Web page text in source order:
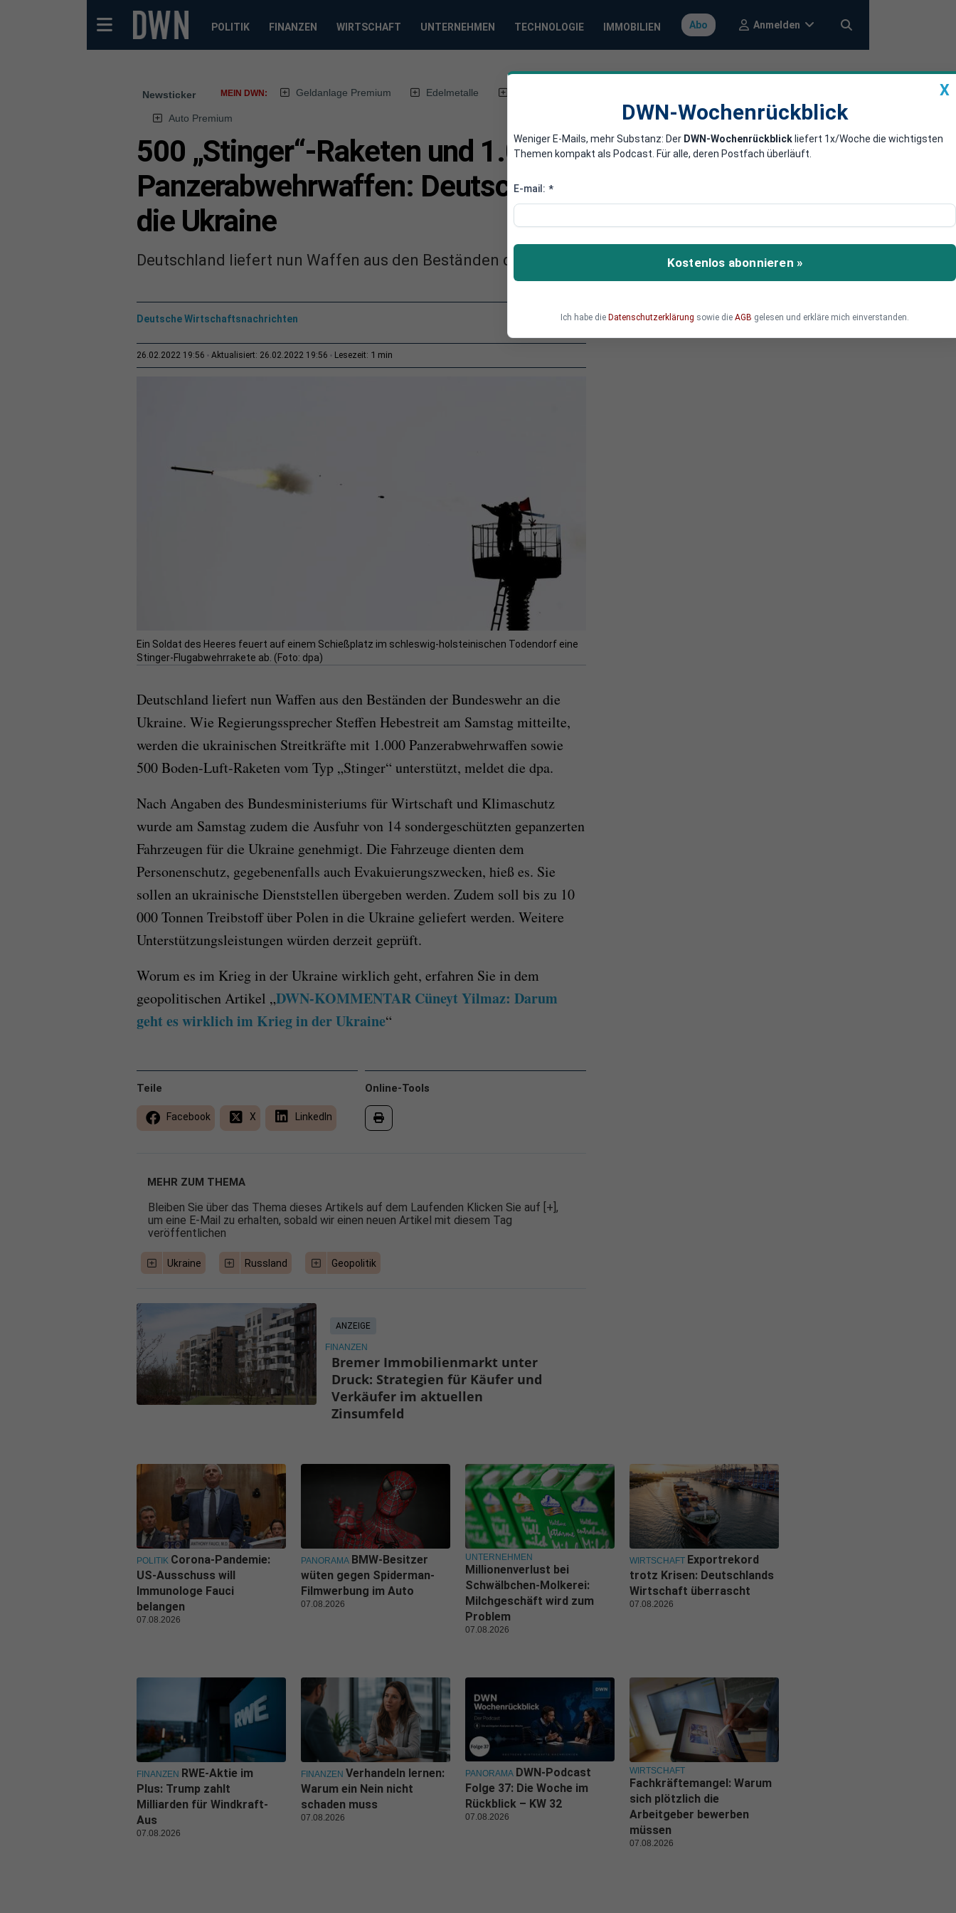
POLITIK FINANZEN WIRTSCHAFT UNTERNEHMEN TECHNOLOGIE IMMOBILIEN Abo Anmelden
Newsticker MEIN DWN: Geldanlage Premium Edelmetalle
Auto Premium
500 „Stinger“-Raketen und 1.000
Panzerabwehrwaffen: Deutschland liefert Waffen an
die Ukraine
Deutschland liefert nun Waffen aus den Beständen der Bundeswehr an die Ukraine.
Deutsche Wirtschaftsnachrichten
26.02.2022 19:56 Aktualisiert: 26.02.2022 19:56 Lesezeit: 1 min
Ein Soldat des Heeres feuert auf einem Schießplatz im schleswig-holsteinischen Todendorf eine
Stinger-Flugabwehrrakete ab. (Foto: dpa)
Deutschland liefert nun Waffen aus den Beständen der Bundeswehr an die
Ukraine. Wie Regierungssprecher Steffen Hebestreit am Samstag mitteilte,
werden die ukrainischen Streitkräfte mit 1.000 Panzerabwehrwaffen sowie
500 Boden-Luft-Raketen vom Typ „Stinger“ unterstützt, meldet die dpa.
Nach Angaben des Bundesministeriums für Wirtschaft und Klimaschutz
wurde am Samstag zudem die Ausfuhr von 14 sondergeschützten gepanzerten
Fahrzeugen für die Ukraine genehmigt. Die Fahrzeuge dienten dem
Personenschutz, gegebenenfalls auch Evakuierungszwecken, hieß es. Sie
sollen an ukrainische Dienststellen übergeben werden. Zudem soll bis zu 10
000 Tonnen Treibstoff über Polen in die Ukraine geliefert werden. Weitere
Unterstützungsleistungen würden derzeit geprüft.
Worum es im Krieg in der Ukraine wirklich geht, erfahren Sie in dem
geopolitischen Artikel „DWN-KOMMENTAR Cüneyt Yilmaz: Darum
geht es wirklich im Krieg in der Ukraine“
Online-Tools
Teile
Facebook X LinkedIn
MEHR ZUM THEMA
Bleiben Sie über das Thema dieses Artikels auf dem Laufenden Klicken Sie auf [+],
um eine E-Mail zu erhalten, sobald wir einen neuen Artikel mit diesem Tag
veröffentlichen
Ukraine Russland Geopolitik
ANZEIGE
FINANZEN
Bremer Immobilienmarkt unter
Druck: Strategien für Käufer und
Verkäufer im aktuellen
Zinsumfeld
X
DWN-Wochenrückblick
Weniger E-Mails, mehr Substanz: Der DWN-Wochenrückblick liefert 1x/Woche die wichtigsten
Themen kompakt als Podcast. Für alle, deren Postfach überläuft.
E-mail: *
Kostenlos abonnieren »
Ich habe die Datenschutzerklärung sowie die AGB gelesen und erkläre mich einverstanden.
POLITIK Corona-Pandemie:
US-Ausschuss will
Immunologe Fauci
belangen
07.08.2026
PANORAMA BMW-Besitzer
wüten gegen Spiderman-
Filmwerbung im Auto
07.08.2026
UNTERNEHMEN
Millionenverlust bei
Schwälbchen-Molkerei:
Milchgeschäft wird zum
Problem
07.08.2026
WIRTSCHAFT Exportrekord
trotz Krisen: Deutschlands
Wirtschaft überrascht
07.08.2026
FINANZEN RWE-Aktie im
Plus: Trump zahlt
Milliarden für Windkraft-
Aus
07.08.2026
FINANZEN Verhandeln lernen:
Warum ein Nein nicht
schaden muss
07.08.2026
PANORAMA DWN-Podcast
Folge 37: Die Woche im
Rückblick – KW 32
07.08.2026
WIRTSCHAFT
Fachkräftemangel: Warum
sich plötzlich die
Arbeitgeber bewerben
müssen
07.08.2026